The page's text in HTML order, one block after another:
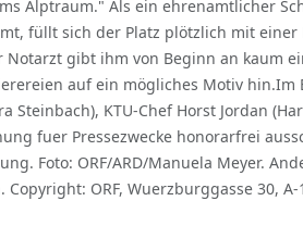
Alptraum." Als ein ehrenamtlicher
füllt sich der Platz plötzlich mit
Notarzt gibt ihm von Beginn an kaum
auf ein mögliches Motiv hin.Im
Steinbach), KTU-Chef Horst Jordan
fuer Pressezwecke honorarfrei
Foto: ORF/ARD/Manuela Meyer.
Copyright: ORF, Wuerzburggasse 30,